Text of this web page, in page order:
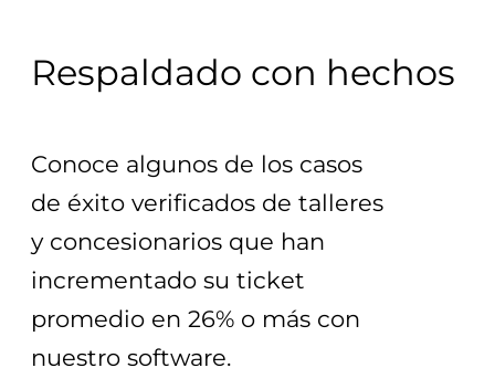
Respaldado con hechos
Conoce algunos de los casos
de éxito verificados de talleres
y concesionarios que han
incrementado su ticket
promedio en 26% o más con
nuestro software.